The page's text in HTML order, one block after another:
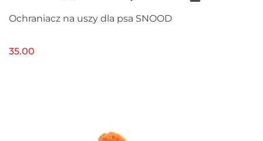
Ochraniacz na uszy dla psa SNOOD
35.00